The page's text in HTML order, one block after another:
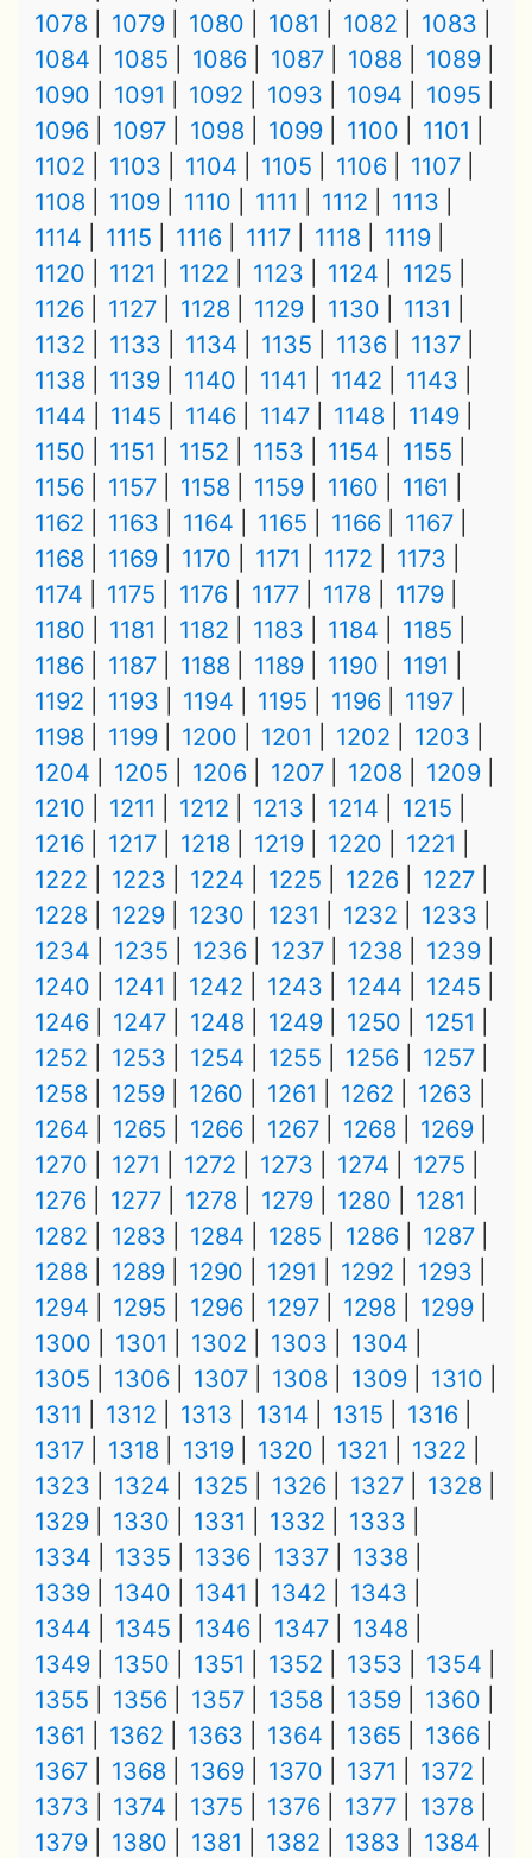
1078
1079 1080 1081 1082
1083
1084
1085 1086 1087 1088
1089
1090
1091 1092 1093 1094
1095
1096
1097 1098 1099 1100
1101
1102
1103 1104 1105 1106
1107
1108
1109 1110 1111 1112
1113
1114
1115 1116 1117 1118
1119
1120
1121 1122 1123 1124
1125
1126
1127 1128 1129 1130
1131
1132
1133 1134 1135 1136
1137
1138
1139 1140 1141 1142
1143
1144
1145 1146 1147 1148
1149
1150
1151 1152 1153 1154
1155
1156
1157 1158 1159 1160
1161
1162
1163 1164 1165 1166
1167
1168
1169 1170 1171 1172
1173
1174
1175 1176 1177 1178
1179
1180
1181 1182 1183 1184
1185
1186
1187 1188 1189 1190
1191
1192
1193 1194 1195 1196
1197
1198
1199 1200 1201 1202
1203
1204
1205 1206 1207 1208
1209
1210
1211 1212 1213 1214
1215
1216
1217 1218 1219 1220
1221
1222
1223 1224 1225 1226
1227
1228
1229 1230 1231 1232
1233
1234
1235 1236 1237 1238
1239
1240
1241 1242 1243 1244
1245
1246
1247 1248 1249 1250
1251
1252
1253 1254 1255 1256
1257
1258
1259 1260 1261 1262
1263
1264
1265 1266 1267 1268
1269
1270
1271 1272 1273 1274
1275
1276
1277 1278 1279 1280
1281
1282
1283 1284 1285 1286
1287
1288
1289 1290 1291 1292
1293
1294
1295 1296 1297 1298
1299
1300
1301 1302 1303
1304
1305
1306 1307 1308 1309
1310
1311
1312 1313 1314 1315
1316
1317
1318 1319 1320 1321
1322
1323
1324 1325 1326 1327
1328
1329
1330 1331 1332
1333
1334
1335 1336 1337
1338
1339
1340 1341 1342
1343
1344
1345 1346 1347
1348
1349
1350 1351 1352 1353
1354
1355
1356 1357 1358 1359
1360
1361
1362 1363 1364 1365
1366
1367
1368 1369 1370 1371
1372
1373
1374 1375 1376 1377
1378
1379
1380 1381 1382 1383
1384